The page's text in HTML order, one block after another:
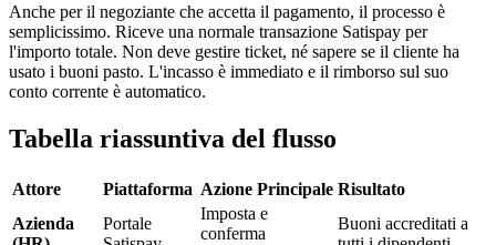
Anche per il negoziante che accetta il pagamento, il processo è
semplicissimo. Riceve una normale transazione Satispay per
l'importo totale. Non deve gestire ticket, né sapere se il cliente ha
usato i buoni pasto. L'incasso è immediato e il rimborso sul suo
conto corrente è automatico.
Tabella riassuntiva del flusso
Attore Piattaforma Azione Principale Risultato
Azienda
Portale
Imposta e
conferma
Buoni accreditati a